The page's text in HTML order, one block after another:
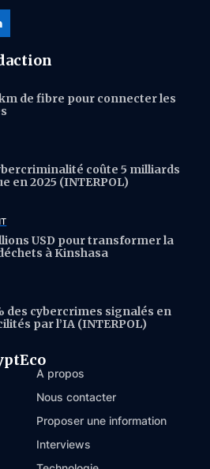
km de fibre pour connecter les
coûte 5 milliards
en 2025 (INTERPOL)
USD pour transformer la
à Kinshasa
des cybercrimes signalés en
par l’IA (INTERPOL)
À propos
Nous contacter
Proposer une information
Interviews